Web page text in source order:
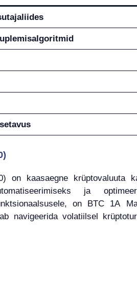
on kaasaegne krüptovaluuta
ja
on BTC 1A
navigeerida volatiilsel